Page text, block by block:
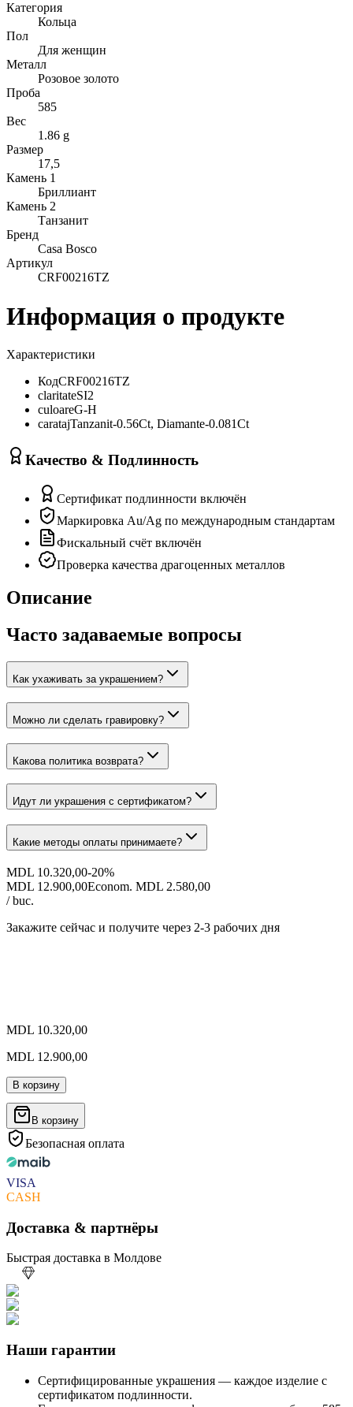
Категория
Кольца
Пол
Для женщин
Металл
Розовое золото
Проба
585
Вес
1.86 g
Размер
17,5
Камень 1
Бриллиант
Камень 2
Танзанит
Бренд
Casa Bosco
Артикул
CRF00216TZ
Информация о продукте
Характеристики
КодCRF00216TZ
claritateSI2
culoareG-H
caratajTanzanit-0.56Ct, Diamante-0.081Ct
Качество & Подлинность
Сертификат подлинности включён
Маркировка Au/Ag по международным стандартам
Фискальный счёт включён
Проверка качества драгоценных металлов
Описание
Часто задаваемые вопросы
Как ухаживать за украшением?
Можно ли сделать гравировку?
Какова политика возврата?
Идут ли украшения с сертификатом?
Какие методы оплаты принимаете?
MDL 10.320,00-20%
MDL 12.900,00Econom. MDL 2.580,00
/ buc.
Закажите сейчас и получите через 2-3 рабочих дня
MDL 10.320,00
MDL 12.900,00
В корзину
В корзину
Безопасная оплата
VISA
CASH
Доставка & партнёры
Быстрая доставка в Молдове
Наши гарантии
Сертифицированные украшения — каждое изделие с
сертификатом подлинности.